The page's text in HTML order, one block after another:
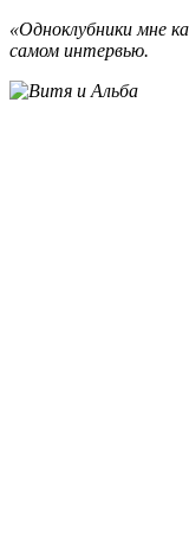
«Одноклубники мне
самом интервью.